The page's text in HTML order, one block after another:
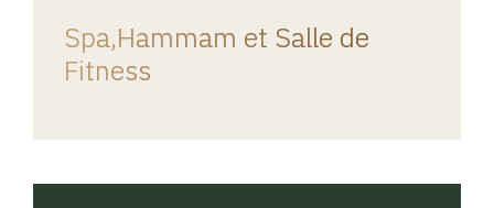
Spa,Hammam et Salle de
Fitness